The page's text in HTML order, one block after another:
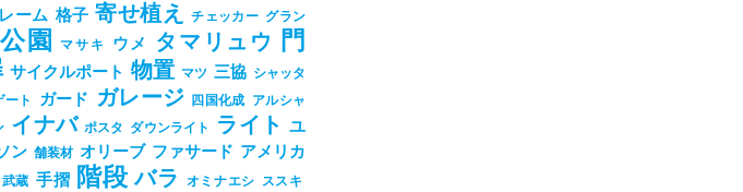
ーム 格子 寄せ植え チェッカー グラン
公園 マサキ ウメ タマリュウ
門
サイクルポート 物置 マツ 三協 シャッタ
ート
ガード ガレージ 四国化成 アルシャ
イナバ ポスタ ダウンライト ライト ユ
ン 舗装材 オリーブ ファサード アメリカ
武蔵 手摺 階段 バラ オミナエシ ススキ